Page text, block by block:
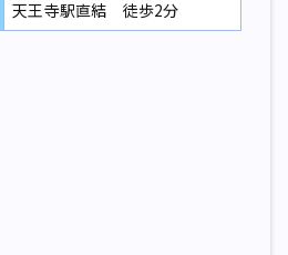
天王寺駅直結 徒歩2分